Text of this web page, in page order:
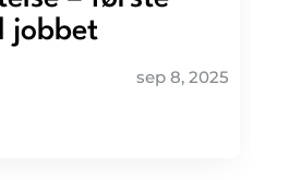
jobbet
sep 8, 2025